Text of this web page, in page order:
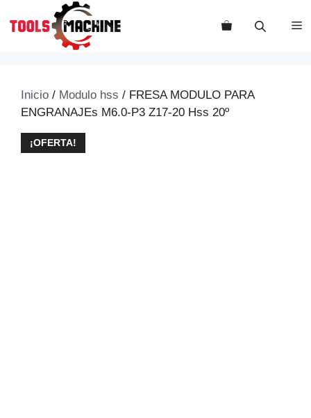
Inicio / Modulo hss / FRESA MODULO PARA
ENGRANAJEs M6.0-P3 Z17-20 Hss 20º
¡OFERTA!